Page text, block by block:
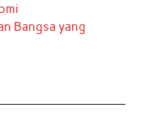
Bangsa yang